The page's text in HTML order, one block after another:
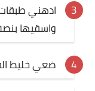
ادهني طبقات
واسقيها
ضعي خليط